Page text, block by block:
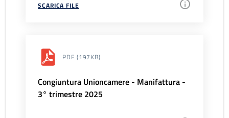
SCARICA FILE
PDF (197KB)
Congiuntura Unioncamere - Manifattura -
3° trimestre 2025